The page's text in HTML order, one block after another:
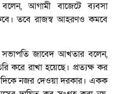
আগামী বাজেটে ব্যবসা
তবে রাজস্ব আহরণও কমবে
সভাপতি জাবেদ আখতার বলেন,
করে রাখা হয়েছে। প্রত্যক্ষ কর
নজর দেওয়া দরকার। একক